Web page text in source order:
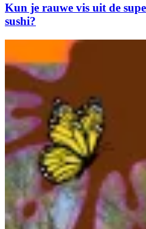
Kun je rauwe vis uit de
sushi?